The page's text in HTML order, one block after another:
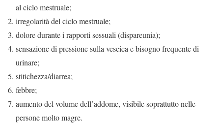
al ciclo mestruale;
irregolarità del ciclo mestruale;
dolore durante i rapporti sessuali (dispareunia);
sensazione di pressione sulla vescica e bisogno frequente di
urinare;
stitichezza/diarrea;
febbre;
aumento del volume dell’addome, visibile soprattutto nelle
persone molto magre.